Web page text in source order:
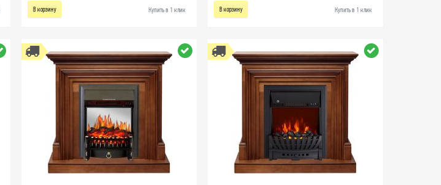
В корзину Купить в 1 клик В корзину Купить в 1 клик